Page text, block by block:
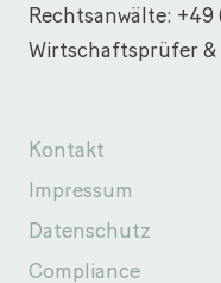
Rechtsanwälte: +49
Wirtschaftsprüfer
Kontakt
Impressum
Datenschutz
Compliance